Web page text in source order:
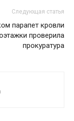
Следующая статья
парапет кровли
проверила
прокуратура